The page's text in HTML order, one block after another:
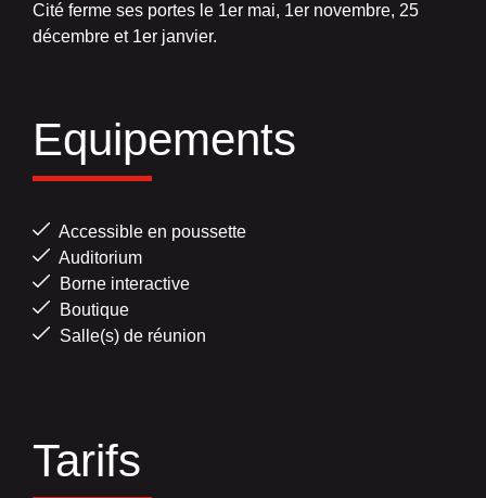
Cité ferme ses portes le 1er mai, 1er novembre, 25
décembre et 1er janvier.
Equipements
Accessible en poussette
Auditorium
Borne interactive
Boutique
Salle(s) de réunion
Tarifs